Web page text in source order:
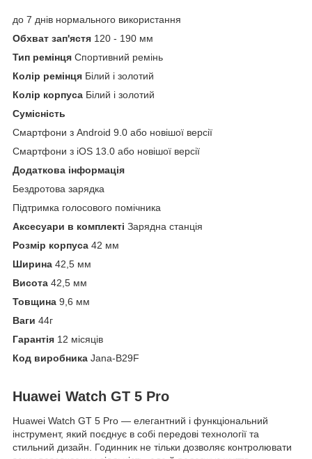
до 7 днів нормального використання
Обхват зап'ястя 120 - 190 мм
Тип ремінця Спортивний ремінь
Колір ремінця Білий і золотий
Колір корпуса Білий і золотий
Сумісність
Смартфони з Android 9.0 або новішої версії
Смартфони з iOS 13.0 або новішої версії
Додаткова інформація
Бездротова зарядка
Підтримка голосового помічника
Аксесуари в комплекті Зарядна станція
Розмір корпуса 42 мм
Ширина 42,5 мм
Висота 42,5 мм
Товщина 9,6 мм
Ваги 44г
Гарантія 12 місяців
Код виробника Jana-B29F
Huawei Watch GT 5 Pro
Huawei Watch GT 5 Pro — елегантний і функціональний
інструмент, який поєднує в собі передові технології та
стильний дизайн. Годинник не тільки дозволяє контролювати